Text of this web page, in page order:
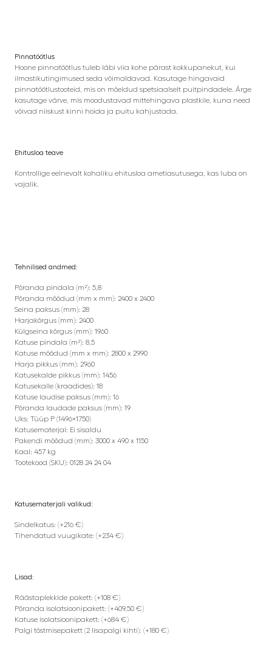
Pinnatöötlus
Hoone pinnatöötlus tuleb läbi viia kohe pärast kokkupanekut, kui
ilmastikutingimused seda võimaldavad. Kasutage hingavaid
pinnatöötlustooteid, mis on mõeldud spetsiaalselt puitpindadele. Ärge
kasutage värve, mis moodustavad mittehingava plastkile, kuna need
võivad niiskust kinni hoida ja puitu kahjustada.
Ehitusloa teave
Kontrollige eelnevalt kohaliku ehitusloa ametiasutusega, kas luba on
vajalik.
Tehnilised andmed:
Põranda pindala (m²): 5,8
Põranda mõõdud (mm x mm): 2400 x 2400
Seina paksus (mm): 28
Harjakõrgus (mm): 2400
Külgseina kõrgus (mm): 1960
Katuse pindala (m²): 8,5
Katuse mõõdud (mm x mm): 2800 x 2990
Harja pikkus (mm): 2960
Katusekalde pikkus (mm): 1456
Katusekalle (kraadides): 18
Katuse laudise paksus (mm): 16
Põranda laudade paksus (mm): 19
Uks: Tüüp P (1496×1750)
Katusematerjal: Ei sisaldu
Pakendi mõõdud (mm): 3000 x 490 x 1150
Kaal: 457 kg
Tootekood (SKU): 0128 24 24 04
Katusematerjali valikud:
Sindelkatus: (+216 €)
Tihendatud vuugikate: (+234 €)
Lisad:
Räästaplekkide pakett: (+108 €)
Põranda isolatsioonipakett: (+409,50 €)
Katuse isolatsioonipakett: (+684 €)
Palgi tõstmisepakett (2 lisapalgi kihti): (+180 €)